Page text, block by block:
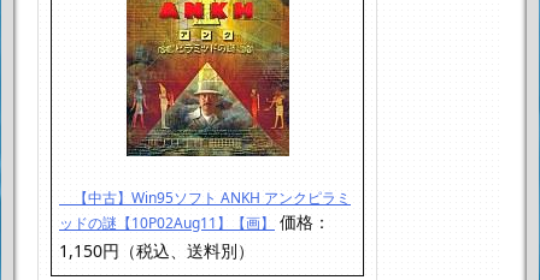
【中古】Win95ソフト ANKH アンクピラミ
ッドの謎【10P02Aug11】【画】
価格：
1,150円（税込、送料別）